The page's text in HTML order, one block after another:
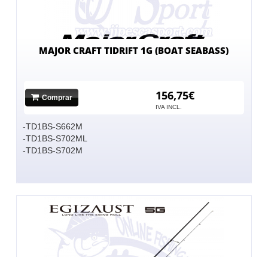
MAJOR CRAFT TIDRIFT 1G (BOAT SEABASS)
Comprar 156,75€
IVA INCL.
-TD1BS-S662M
-TD1BS-S702ML
-TD1BS-S702M